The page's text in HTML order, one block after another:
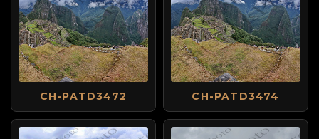
CH-PATD3472 CH-PATD3474